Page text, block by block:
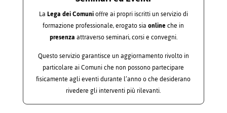
LaLega dei Comunioffre ai propri iscritti un servizio di
formazione professionale, erogato siaonlineche in
presenzaattraverso seminari, corsi e convegni.
Questo servizio garantisce un aggiornamento rivolto in
particolare ai Comuni che non possono partecipare
fisicamente agli eventi durante l’anno o che desiderano
rivedere gli interventi più rilevanti.